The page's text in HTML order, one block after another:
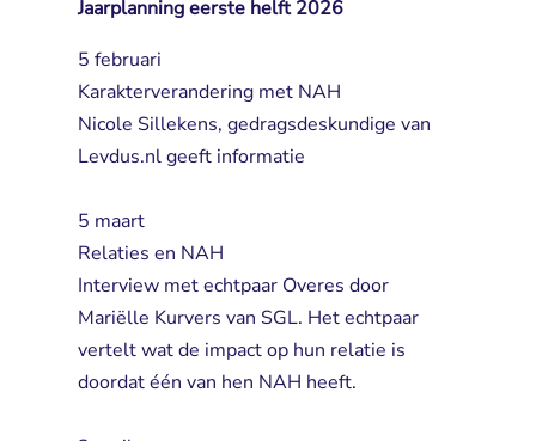
Jaarplanning eerste helft 2026
5 februari
Karakterverandering met NAH
Nicole Sillekens, gedragsdeskundige van
Levdus.nl geeft informatie
5 maart
Relaties en NAH
Interview met echtpaar Overes door
Mariëlle Kurvers van SGL. Het echtpaar
vertelt wat de impact op hun relatie is
doordat één van hen NAH heeft.